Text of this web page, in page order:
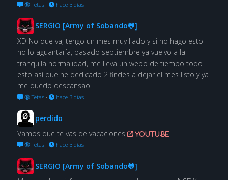
🔞 Tetas· hace 3 días
SERGIO [Army of Sobando🐸]
XD No que va, tengo un mes muy liado y si no hago esto
no lo aguantaría, pasado septiembre ya vuelvo a la
tranquila normalidad, me lleva un webo de tiempo todo
esto así que he dedicado 2 findes a dejar el mes listo y ya
me quedo descansao
🔞 Tetas· hace 3 días
perdido
Vamos que te vas de vacaciones
youtu.be
🔞 Tetas· hace 3 días
SERGIO [Army of Sobando🐸]